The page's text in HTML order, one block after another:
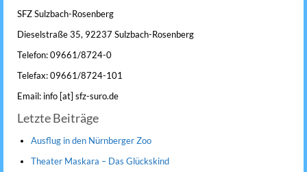
SFZ Sulzbach-Rosenberg
Dieselstraße 35, 92237 Sulzbach-Rosenberg
Telefon: 09661/8724-0
Telefax: 09661/8724-101
Email: info [at] sfz-suro.de
Letzte Beiträge
Ausflug in den Nürnberger Zoo
Theater Maskara – Das Glückskind